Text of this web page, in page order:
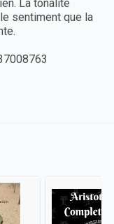
La tonalité
sentiment que la